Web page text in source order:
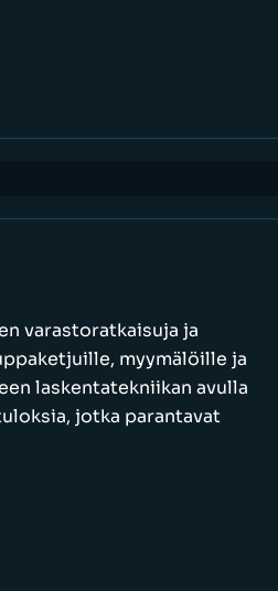
varastoratkaisuja ja
myymälöille ja
laskentatekniikan avulla
jotka parantavat